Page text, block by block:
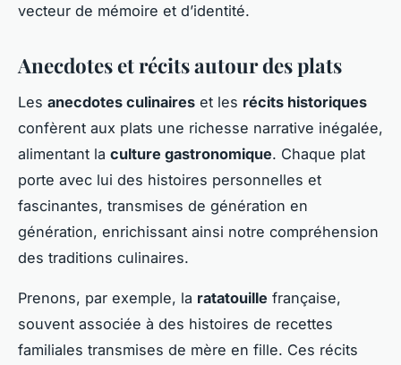
vecteur de mémoire et d’identité.
Anecdotes et récits autour des plats
Les anecdotes culinaires et les récits historiques
confèrent aux plats une richesse narrative inégalée,
alimentant la culture gastronomique. Chaque plat
porte avec lui des histoires personnelles et
fascinantes, transmises de génération en
génération, enrichissant ainsi notre compréhension
des traditions culinaires.
Prenons, par exemple, la ratatouille française,
souvent associée à des histoires de recettes
familiales transmises de mère en fille. Ces récits